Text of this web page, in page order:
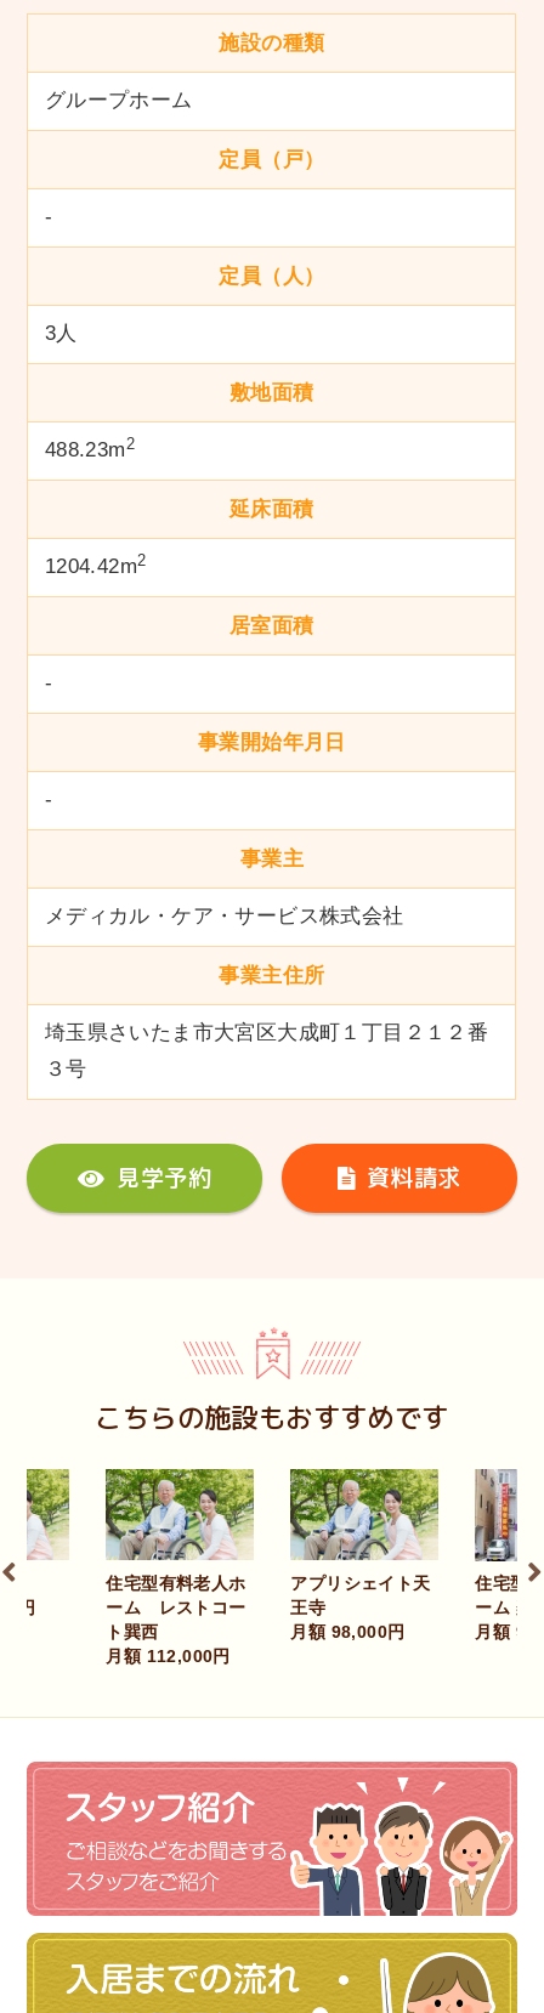
施設の種類
グループホーム
定員（戸）
-
定員（人）
3人
敷地面積
488.23m2
延床面積
1204.42m2
居室面積
-
事業開始年月日
-
事業主
メディカル・ケア・サービス株式会社
事業主住所
埼玉県さいたま市大宮区大成町１丁目２１２番
３号
見学予約 資料請求
こちらの施設もおすすめです
老人ホ
コー
アプリシェイト天
王寺
月額 98,000円
住宅型有料老人ホ
ーム 楽悠舎
月額 96,000円
アチェ
月額